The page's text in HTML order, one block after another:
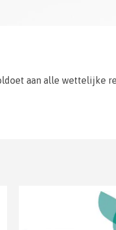
aan alle wettelijke